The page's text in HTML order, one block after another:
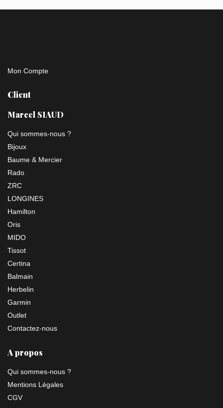
Mon Compte
Client
Marcel SIAUD
Qui sommes-nous ?
Bijoux
Baume & Mercier
Rado
ZRC
LONGINES
Hamilton
Oris
MIDO
Tissot
Certina
Balmain
Herbelin
Garmin
Outlet
Contactez-nous
A propos
Qui sommes-nous ?
Mentions Légales
CGV